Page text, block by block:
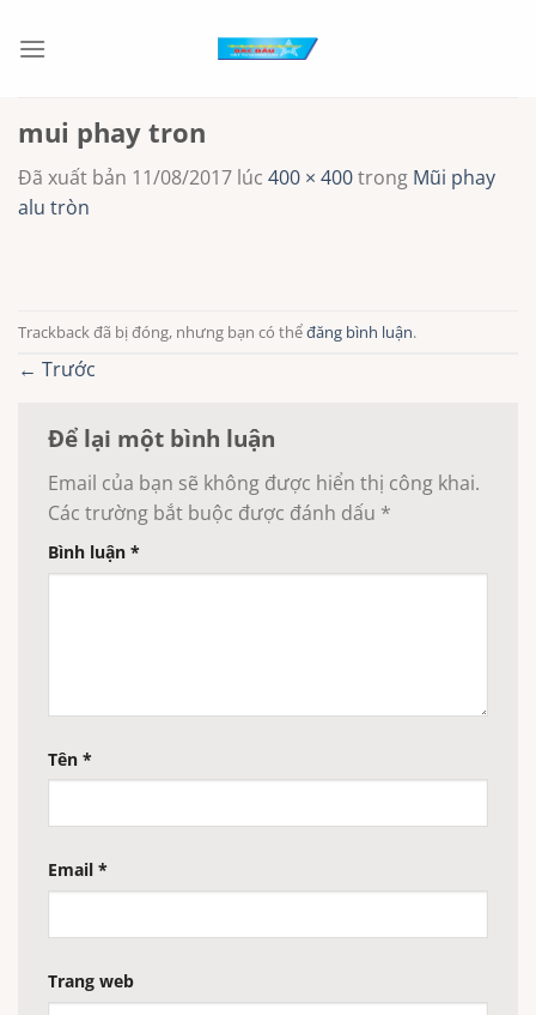
đến
mui phay tron
Đã xuất bản 11/08/2017 lúc 400 × 400trong Mũi phay
alu tròn
Trackback đã bị đóng, nhưng bạn có thểđăng bình luận.
← Trước
Để lại một bình luận
Email của bạn sẽ không được hiển thị công khai.
Các trường bắt buộc được đánh dấu *
Bình luận *
Tên *
Email *
Trang web